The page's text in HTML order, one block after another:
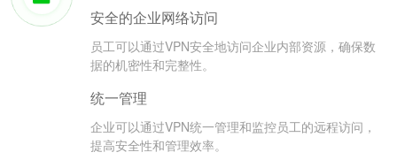
安全的企业网络访问
员工可以通过VPN安全地访问企业内部资源，确保数
据的机密性和完整性。
统一管理
企业可以通过VPN统一管理和监控员工的远程访问，
提高安全性和管理效率。